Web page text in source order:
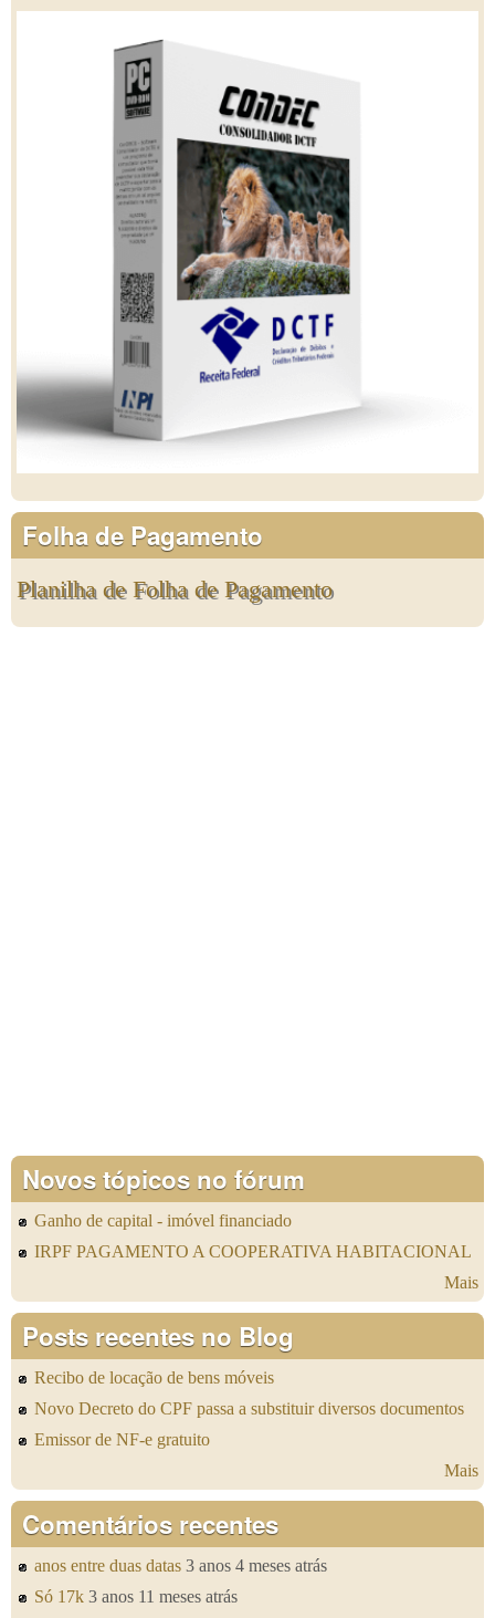
Folha de Pagamento
Planilha de Folha de Pagamento
Novos tópicos no fórum
Ganho de capital - imóvel financiado
IRPF PAGAMENTO A COOPERATIVA HABITACIONAL
Mais
Posts recentes no Blog
Recibo de locação de bens móveis
Novo Decreto do CPF passa a substituir diversos documentos
Emissor de NF-e gratuito
Mais
Comentários recentes
anos entre duas datas 3 anos 4 meses atrás
Só 17k 3 anos 11 meses atrás